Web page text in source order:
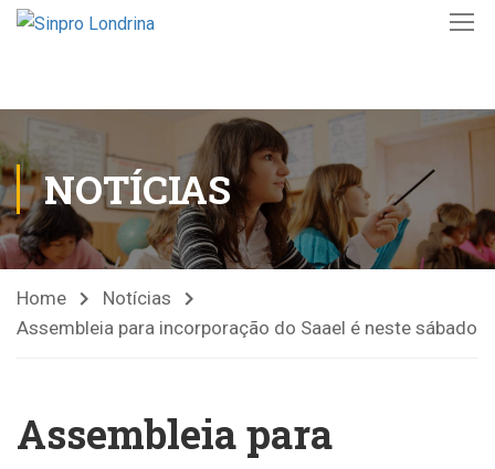
NOTÍCIAS
Home
Notícias
Assembleia para incorporação do Saael é neste sábado
Assembleia para